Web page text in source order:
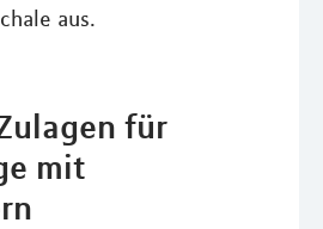
aus.
für
mit